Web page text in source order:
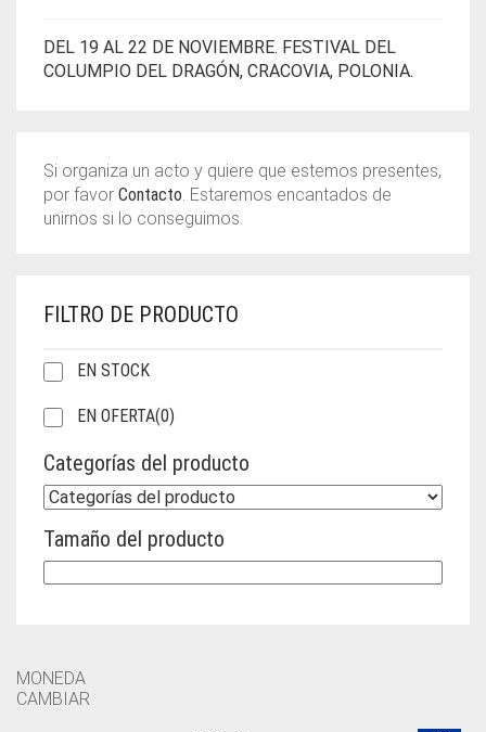
DEL 19 AL 22 DE NOVIEMBRE. FESTIVAL DEL
COLUMPIO DEL DRAGÓN, CRACOVIA, POLONIA.
Si organiza un acto y quiere que estemos presentes,
por favor Contacto . Estaremos encantados de
unirnos si lo conseguimos.
FILTRO DE PRODUCTO
EN STOCK
EN OFERTA(0)
Categorías del producto
Tamaño del producto
MONEDA
CAMBIAR